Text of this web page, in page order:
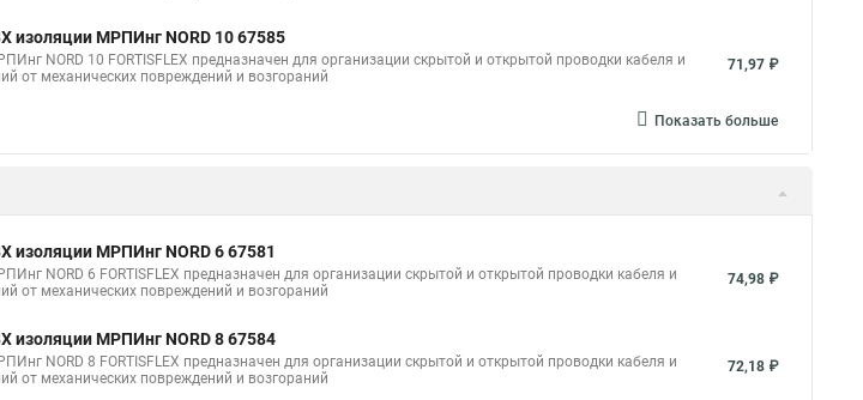
изоляции МРПИнг NORD 10 67585
NORD 10 FORTISFLEX предназначен для организации скрытой и открытой проводки кабеля и
от механических повреждений и возгораний
71,97 ₽
Показать больше
изоляции МРПИнг NORD 6 67581
NORD 6 FORTISFLEX предназначен для организации скрытой и открытой проводки кабеля и
от механических повреждений и возгораний
74,98 ₽
изоляции МРПИнг NORD 8 67584
NORD 8 FORTISFLEX предназначен для организации скрытой и открытой проводки кабеля и
от механических повреждений и возгораний
72,18 ₽